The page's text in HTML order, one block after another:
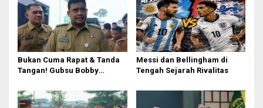
p
o
s
Bukan Cuma Rapat & Tanda
Tangan! Gubsu Bobby
Komite Sekolah, Minta
Kadisdik Awasi Ketat!
Messi dan Bellingham di
Tengah Sejarah Rivalitas